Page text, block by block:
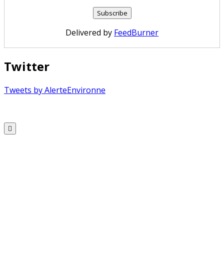
Delivered by FeedBurner
Twitter
Tweets by AlerteEnvironne
to